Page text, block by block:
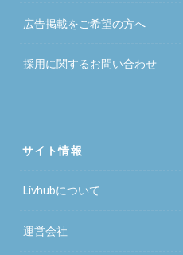
広告掲載をご希望の方へ
採用に関するお問い合わせ
サイト情報
Livhubについて
運営会社